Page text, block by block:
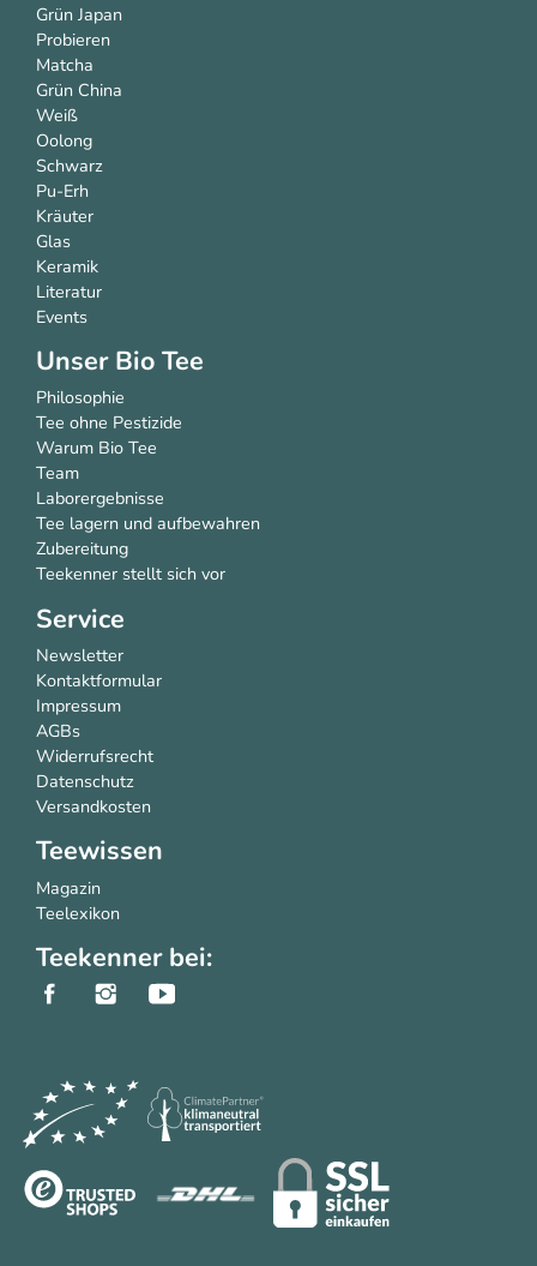
Grün Japan
Probieren
Matcha
Grün China
Weiß
Oolong
Schwarz
Pu-Erh
Kräuter
Glas
Keramik
Literatur
Events
Unser Bio Tee
Philosophie
Tee ohne Pestizide
Warum Bio Tee
Team
Laborergebnisse
Tee lagern und aufbewahren
Zubereitung
Teekenner stellt sich vor
Service
Newsletter
Kontaktformular
Impressum
AGBs
Widerrufsrecht
Datenschutz
Versandkosten
Teewissen
Magazin
Teelexikon
Teekenner bei: